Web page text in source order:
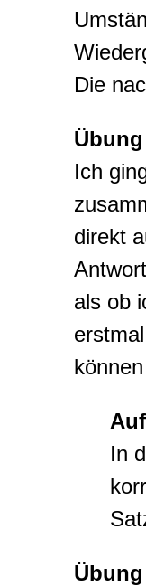
Die
Ich
direkt
als ob
In